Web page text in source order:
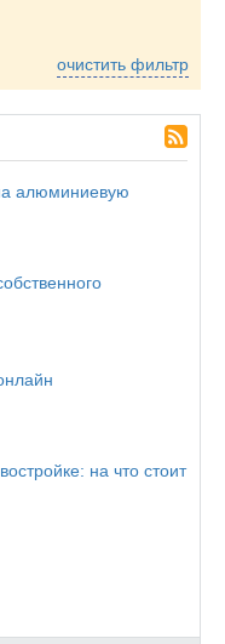
очистить фильтр
алюминиевую
на что стоит